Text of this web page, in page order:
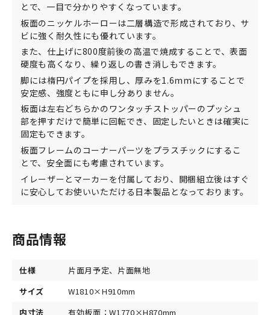
とで、一目で分かりやすくなっています。
板面のニッケルホーローは二層構造で形成されており、サ
ビに強く耐久性にも優れています。
また、仕上げに800度前後の高温で焼成することで、表面
硬度も高くなり、繰り返しの書き消しもできます。
脚には楕円パイプを採用し、厚みを1.6mmにすることで
安定感、強度ともに申し分ありません。
板面は左右どちらかのワンタッチストッパーのプッシュ
部を押すだけで簡単に回転でき、固定したいときは確実に
固定もできます。
板面フレームのコーナーパーツをプラスチックにするこ
とで、安全面にも考慮されています。
イレーザーとマーカーを付属しており、開梱組立後はすぐ
に安心してお使いいただける日本製品となっております。
商品情報
仕様
片面月予定、片面無地
サイズ
W1810×H910mm
内寸法
有効板面：W1770×H870mm